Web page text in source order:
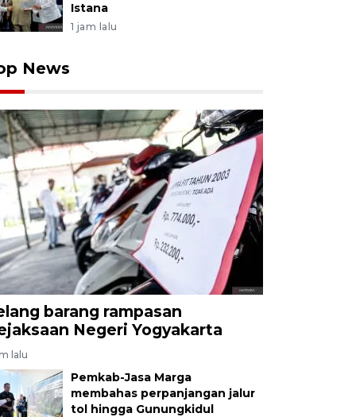
Istana
1 jam lalu
News
barang rampasan
Negeri Yogyakarta
lalu
Pemkab-Jasa Marga
membahas perpanjangan jalur
tol hingga Gunungkidul